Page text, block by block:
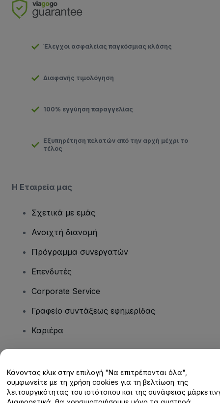
Έλεγχοι ασφαλείας παγκόσμιας κλάσης
Διαφανής τιμολόγηση
100% εγγύηση παραγγελίας
Εξυπηρέτηση πελατών από την αρχή μέχρι το
τέλος
Η Εταιρεία μας
Σχετικά με εμάς
Ανοιχτή διανομή
Πρόγραμμα συνεργατών
Επενδυτές
Corporate Service
Γραφείο συντάξεως εφημερίδας
Καριέρα
Κέντρο βοήθειας / Επικοινωνήστε μαζί μας
Κάνοντας κλικ στην επιλογή "Να επιτρέπονται όλα",
συμφωνείτε με τη χρήση cookies για τη βελτίωση της
λειτουργικότητας του ιστότοπου και της συνάφειας